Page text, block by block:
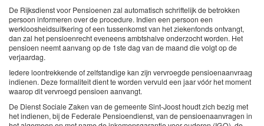
De Rijksdienst voor Pensioenen zal automatisch schriftelijk de betrokken
persoon informeren over de procedure. Indien een persoon een
werkloosheidsuitkering of een tussenkomst van het ziekenfonds ontvangt,
dan zal het pensioenrecht eveneens ambtshalve onderzocht worden. Het
pensioen neemt aanvang op de 1ste dag van de maand die volgt op de
verjaardag.
Iedere loontrekkende of zelfstandige kan zijn vervroegde pensioenaanvraag
indienen. Deze formaliteit dient te worden vervuld een jaar vóór het moment
waarop dit vervroegd pensioen aanvangt.
De Dienst Sociale Zaken van de gemeente Sint-Joost houdt zich bezig met
het indienen, bij de Federale Pensioendienst, van de pensioenaanvragen in